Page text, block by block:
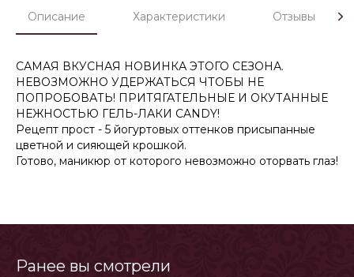
Описание Характеристики Отзывы
САМАЯ ВКУСНАЯ НОВИНКА ЭТОГО СЕЗОНА.
НЕВОЗМОЖНО УДЕРЖАТЬСЯ ЧТОБЫ НЕ
ПОПРОБОВАТЬ! ПРИТЯГАТЕЛЬНЫЕ И ОКУТАННЫЕ
НЕЖНОСТЬЮ ГЕЛЬ-ЛАКИ CANDY!
Рецепт прост - 5 йогуртовых оттенков присыпанные
цветной и сияющей крошкой.
Готово, маникюр от которого невозможно оторвать глаз!
Ранее вы смотрели